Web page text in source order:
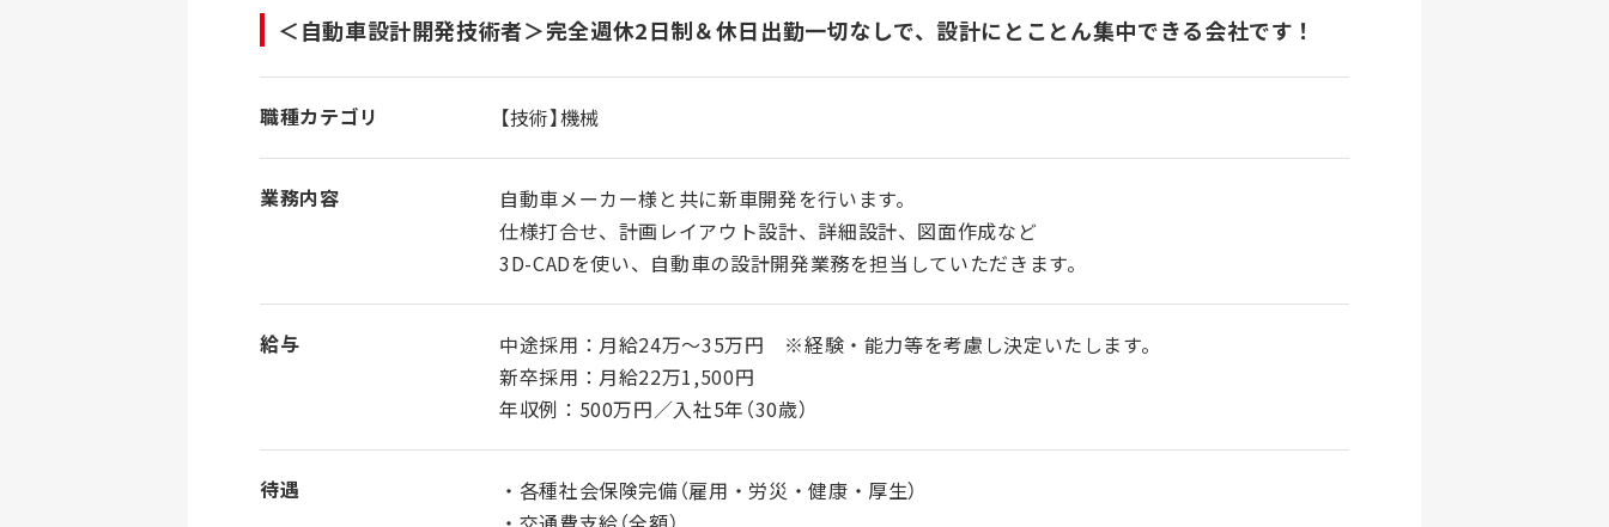
＜自動車設計開発技術者＞完全週休2日制＆休日出勤一切なしで、設計にとことん集中できる会社です！
職種カテゴリ 【技術】機械
業務内容
自動車メーカー様と共に新車開発を行います。
仕様打合せ、計画レイアウト設計、詳細設計、図面作成など
3D-CADを使い、自動車の設計開発業務を担当していただきます。
給与
中途採用：月給24万～35万円 ※経験・能力等を考慮し決定いたします。
新卒採用：月給22万1,500円
年収例：500万円／入社5年（30歳）
待遇
・各種社会保険完備（雇用・労災・健康・厚生）